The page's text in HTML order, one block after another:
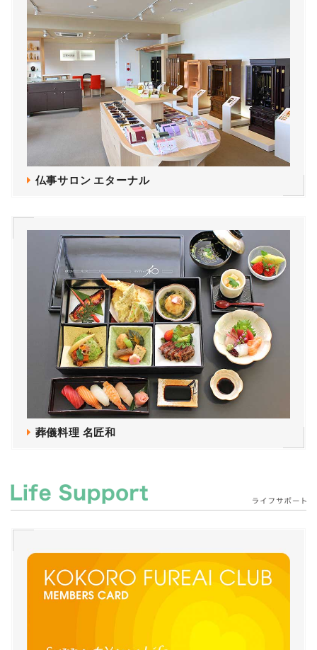
仏事サロン エターナル
葬儀料理 名匠和